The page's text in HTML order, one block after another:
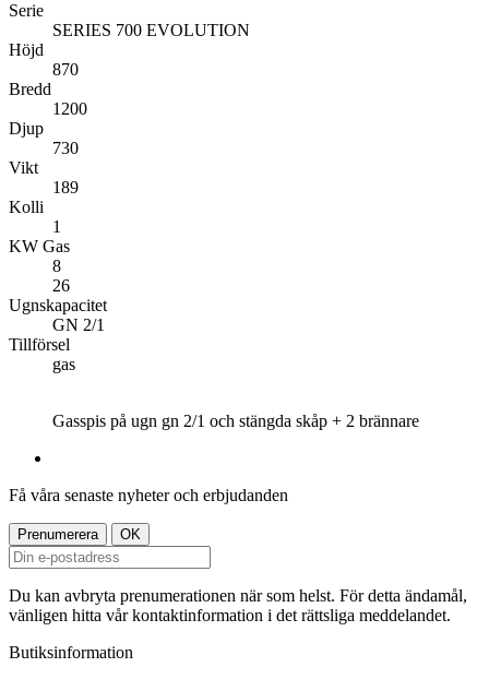
Serie
SERIES 700 EVOLUTION
Höjd
870
Bredd
1200
Djup
730
Vikt
189
Kolli
1
KW Gas
8
26
Ugnskapacitet
GN 2/1
Tillförsel
gas
Gasspis på ugn gn 2/1 och stängda skåp + 2 brännare
Få våra senaste nyheter och erbjudanden
Du kan avbryta prenumerationen när som helst. För detta ändamål,
vänligen hitta vår kontaktinformation i det rättsliga meddelandet.
Butiksinformation